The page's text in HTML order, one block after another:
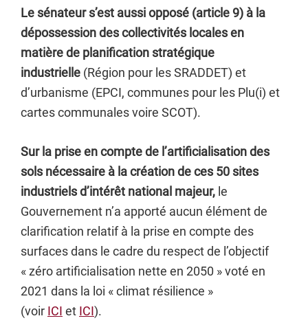
Le sénateur s’est aussi opposé (article 9) à la
dépossession des collectivités locales en
matière de planification stratégique
industrielle (Région pour les SRADDET) et
d’urbanisme (EPCI, communes pour les Plu(i) et
cartes communales voire SCOT).
Sur la prise en compte de l’artificialisation des
sols nécessaire à la création de ces 50 sites
industriels d’intérêt national majeur, le
Gouvernement n’a apporté aucun élément de
clarification relatif à la prise en compte des
surfaces dans le cadre du respect de l’objectif
« zéro artificialisation nette en 2050 » voté en
2021 dans la loi « climat résilience »
(voir ICI et ICI).